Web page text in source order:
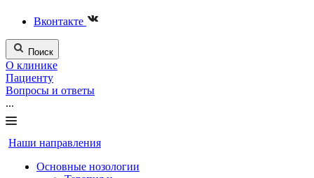
Вконтакте
Поиск
О клинике
Пациенту
Вопросы и ответы
...
Наши направления
Основные нозологии